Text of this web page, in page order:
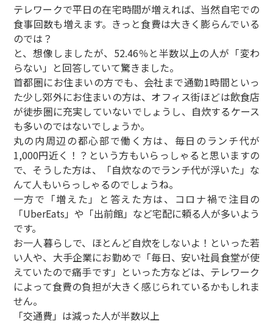
テレワークで平日の在宅時間が増えれば、当然自宅での
食事回数も増えます。きっと食費は大きく膨らんでいる
のでは？
と、想像しましたが、52.46％と半数以上の人が「変わ
らない」と回答していて驚きました。
首都圏にお住まいの方でも、会社まで通勤1時間といっ
た少し郊外にお住まいの方は、オフィス街ほどは飲食店
が徒歩圏に充実していないでしょうし、自炊するケース
も多いのではないでしょうか。
丸の内周辺の都心部で働く方は、毎日のランチ代が
1,000円近く！？という方もいらっしゃると思いますの
で、そうした方は、「自炊なのでランチ代が浮いた」な
んて人もいらっしゃるのでしょうね。
一方で「増えた」と答えた方は、コロナ禍で注目の
「UberEats」や「出前館」など宅配に頼る人が多いよう
です。
お一人暮らしで、ほとんど自炊をしないよ！といった若
い人や、大手企業にお勤めで「毎日、安い社員食堂が使
えていたので痛手です」といった方などは、テレワーク
によって食費の負担が大きく感じられているかもしれま
せん。
「交通費」は減った人が半数以上